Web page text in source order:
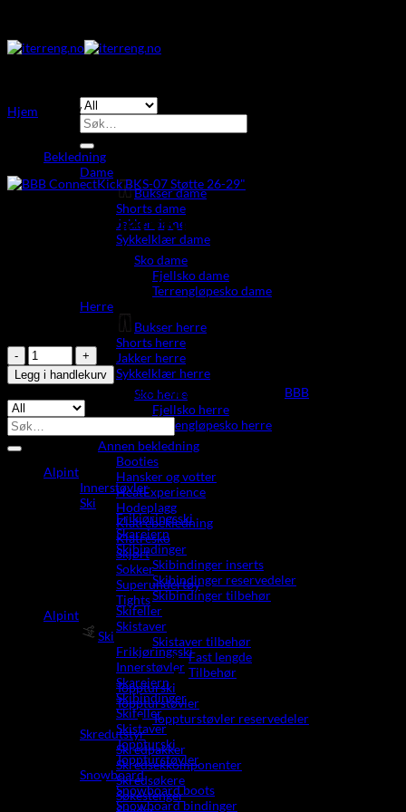
content
Søk
etter:
Bekledning
Dame
Bukser dame
Shorts dame
Jakker dame
Sykkelklær dame
Sko dame
Fjellsko dame
Terrengløpesko dame
Herre
Bukser herre
Shorts herre
Jakker herre
Sykkelklær herre
Sko herre
Fjellsko herre
Terrengløpesko herre
Annen bekledning
Booties
Hansker og votter
HeatExperience
Hodeplagg
Klatrebekledning
Klatresko
Skjørt
Sokker
Superundertøy
Tights
Alpint
Ski
Frikjøringsski
Innerstøvler
Skarejern
Skibindinger
Skifeller
Skistaver
Toppturski
Toppturstøvler
Snowboard
Snowboard boots
Snowboard bindinger
Hjem /
BBB ConnectKick BKS-07 Støtte
BBB
ConnectKick
BKS-
07
Støtte
26-
Legg i handlekurv
DLR-67375 Kategori: BBB
Søk
etter:
Alpint
Innerstøvler
Ski
Frikjøringsski
Skarejern
Skibindinger
Skibindinger inserts
Skibindinger reservedeler
Skibindinger tilbehør
Skifeller
Skistaver
Skistaver tilbehør
Fast lengde
Tilbehør
Toppturski
Toppturstøvler
Toppturstøvler reservedeler
Skredutstyr
Skredpakker
Skredsekkomponenter
Skredsøkere
Søkestenger